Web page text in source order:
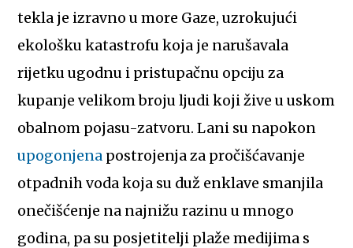
tekla je izravno u more Gaze, uzrokujući
ekološku katastrofu koja je narušavala
rijetku ugodnu i pristupačnu opciju za
kupanje velikom broju ljudi koji žive u uskom
obalnom pojasu-zatvoru. Lani su napokon
upogonjena postrojenja za pročišćavanje
otpadnih voda koja su duž enklave smanjila
onečišćenje na najnižu razinu u mnogo
godina, pa su posjetitelji plaže medijima s